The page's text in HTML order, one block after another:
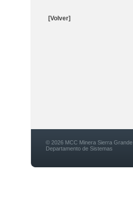
[Volver]
© 2026 MCC Minera Sierra Grande
Departamento de Sistemas